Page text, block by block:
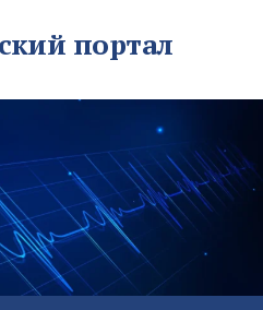
портал